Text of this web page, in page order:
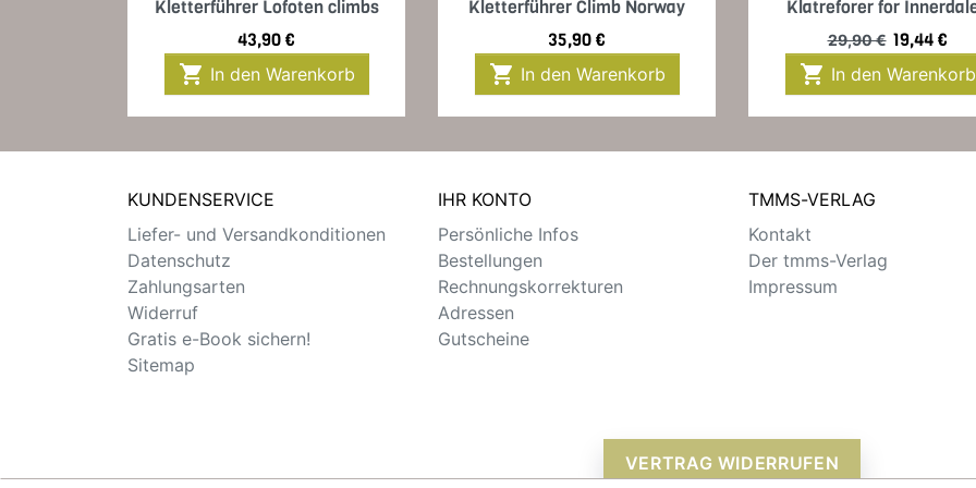
Kletterführer Lofoten climbs
Preis
43,90 €
 In den Warenkorb
Kletterführer Climb Norway
Preis
35,90 €
 In den Warenkorb
Klatreforer for
Verkaufspreis
29,90 € Preis
19,44 €
 In den Warenkorb
KUNDENSERVICE
Liefer- und Versandkonditionen
Datenschutz
Zahlungsarten
Widerruf
Gratis e-Book sichern!
Sitemap
IHR KONTO
Persönliche Infos
Bestellungen
Rechnungskorrekturen
Adressen
Gutscheine
TMMS-VERLAG
Kontakt
Der tmms-Verlag
Impressum
VERTRAG WIDERRUFEN